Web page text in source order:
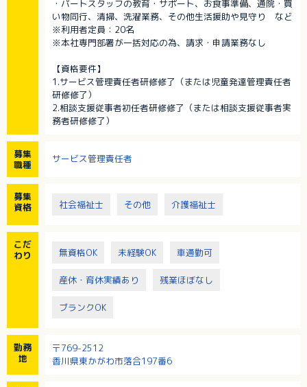
・パートスタッフの教育・サポート、お食事準備、通院・買
い物同行、清掃、洗濯業務、その他生活援助や見守り など
※利用者定員：20名
※本社専門部署が一括対応の為、請求・申請業務なし
【資格要件】
1.サービス管理責任者研修修了（または児童発達管理責任者
研修修了）
2.相談支援従事者初任者研修修了（または相談支援従事者実
務者研修修了）
募集
職種
サービス管理責任者
募集
資格
社会福祉士 その他 介護福祉士
こだ
わり
無資格OK 未経験OK 車通勤可
産休・育休実績あり 残業ほぼなし
ブランクOK
勤務
地
〒769-2512
香川県東かがわ市落合197番6